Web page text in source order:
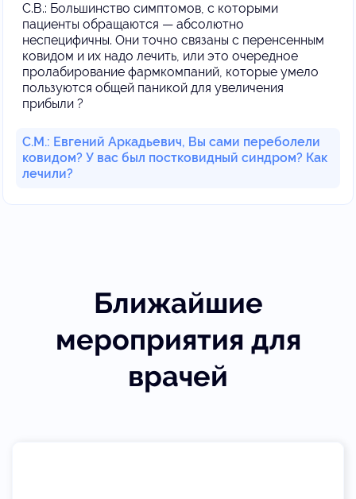
С.В.: Большинство симптомов, с которыми
пациенты обращаются — абсолютно
неспецифичны. Они точно связаны с перенсенным
ковидом и их надо лечить, или это очередное
пролабирование фармкомпаний, которые умело
пользуются общей паникой для увеличения
прибыли ?
С.М.: Евгений Аркадьевич, Вы сами переболели
ковидом? У вас был постковидный синдром? Как
лечили?
Ближайшие
мероприятия для
врачей